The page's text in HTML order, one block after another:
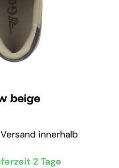
beige
innerhalb
2 Tage